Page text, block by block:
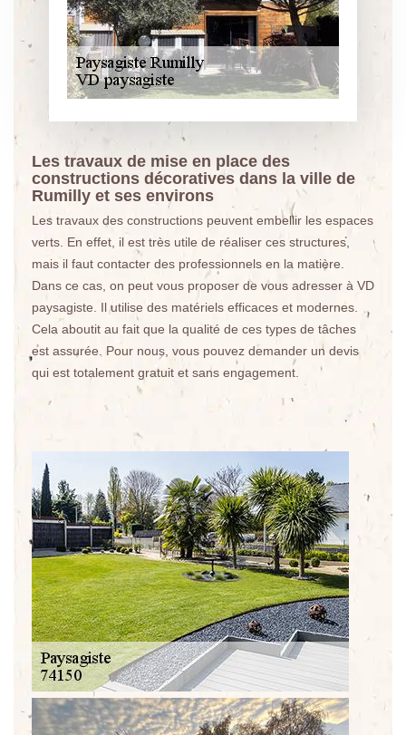
Les travaux de mise en place des
constructions décoratives dans la ville de
Rumilly et ses environs
Les travaux des constructions peuvent embellir les espaces
verts. En effet, il est très utile de réaliser ces structures,
mais il faut contacter des professionnels en la matière.
Dans ce cas, on peut vous proposer de vous adresser à VD
paysagiste. Il utilise des matériels efficaces et modernes.
Cela aboutit au fait que la qualité de ces types de tâches
est assurée. Pour nous, vous pouvez demander un devis
qui est totalement gratuit et sans engagement.